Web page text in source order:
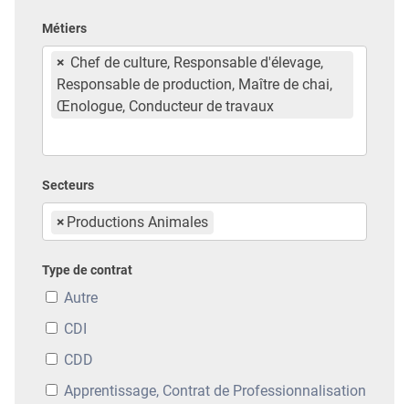
Métiers
× Chef de culture, Responsable d'élevage,
Responsable de production, Maître de chai,
Œnologue, Conducteur de travaux
Secteurs
× Productions Animales
Type de contrat
Autre
CDI
CDD
Apprentissage, Contrat de Professionnalisation